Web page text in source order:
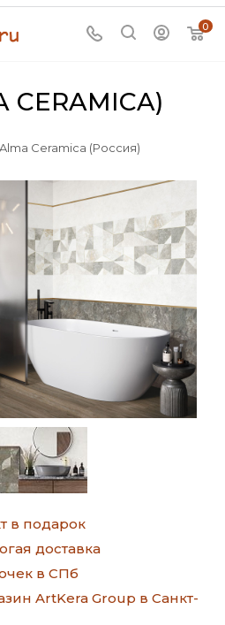
0
CERAMICA)
Alma Ceramica (Россия)
в подарок
доставка
в СПб
ArtKera Group в Санкт-